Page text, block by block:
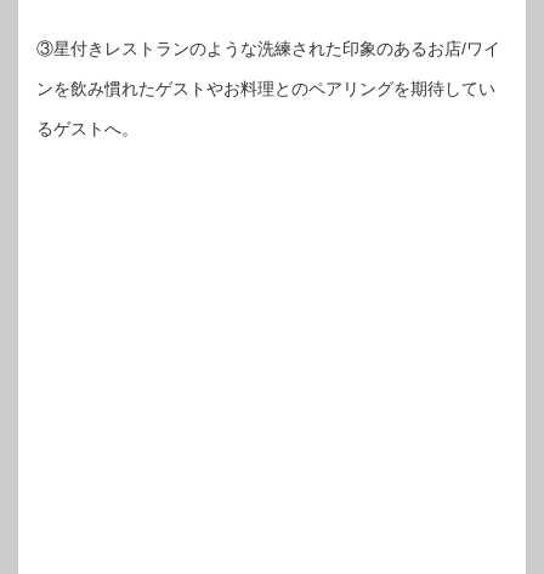
③星付きレストランのような洗練された印象のあるお店/ワイ
ンを飲み慣れたゲストやお料理とのペアリングを期待してい
るゲストへ。